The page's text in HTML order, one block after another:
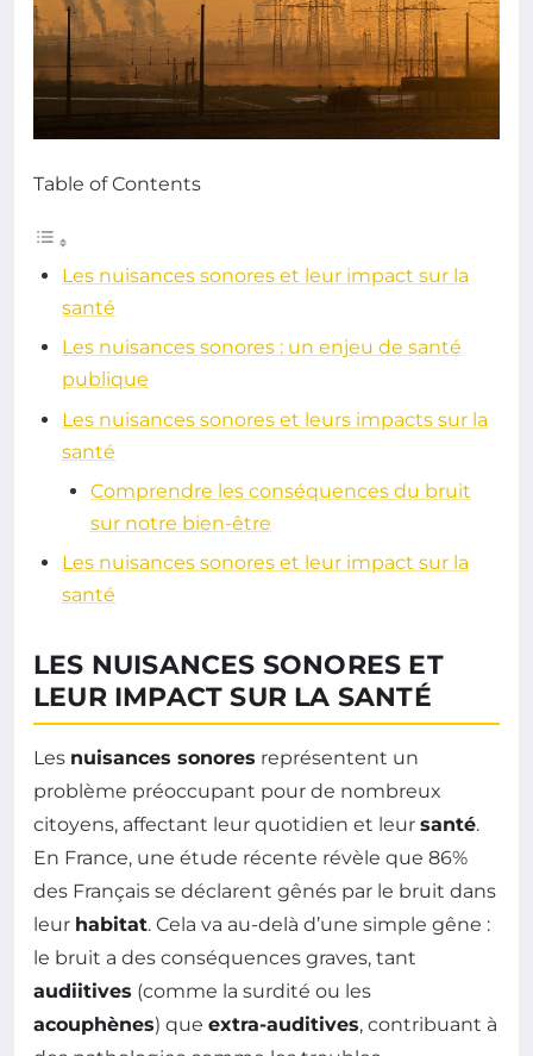
Table of Contents
Les nuisances sonores et leur impact sur la
santé
Les nuisances sonores : un enjeu de santé
publique
Les nuisances sonores et leurs impacts sur la
santé
Comprendre les conséquences du bruit
sur notre bien-être
Les nuisances sonores et leur impact sur la
santé
LES NUISANCES SONORES ET
LEUR IMPACT SUR LA SANTÉ
Les nuisances sonores représentent un
problème préoccupant pour de nombreux
citoyens, affectant leur quotidien et leur santé.
En France, une étude récente révèle que 86%
des Français se déclarent gênés par le bruit dans
leur habitat. Cela va au-delà d’une simple gêne :
le bruit a des conséquences graves, tant
audiitives (comme la surdité ou les
acouphènes) que extra-auditives, contribuant à